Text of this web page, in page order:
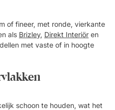
of fineer, met ronde, vierkante
als Brizley, Direkt Interiör en
met vaste of in hoogte
schoon te houden, wat het